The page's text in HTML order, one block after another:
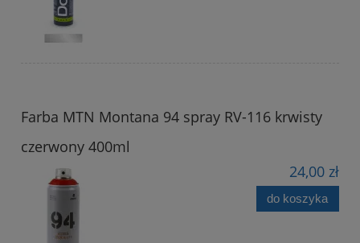
Farba MTN Montana 94 spray RV-116 krwisty
czerwony 400ml
24,00 zł
do koszyka